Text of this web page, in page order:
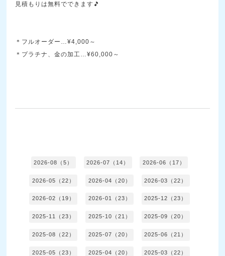
見積もりは無料でできます🎵
＊フルオーダー…¥4,000～
＊プラチナ、金の加工…¥60,000～
2026-08（5） 2026-07（14） 2026-06（17）
2026-05（22） 2026-04（20） 2026-03（22）
2026-02（19） 2026-01（23） 2025-12（23）
2025-11（23） 2025-10（21） 2025-09（20）
2025-08（22） 2025-07（20） 2025-06（21）
2025-05（23） 2025-04（20） 2025-03（22）